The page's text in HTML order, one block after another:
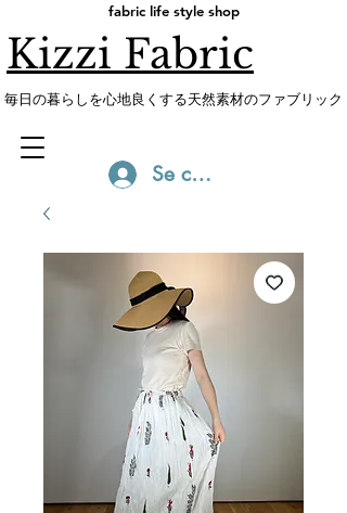
fabric life style shop
Kizzi Fabric
​毎日の暮らしを心地良くする天然素材のファブリック
Se connecter